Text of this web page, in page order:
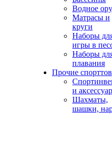
Водное
Матрасы и
круги
Наборы
игры в
Наборы
плавания
Прочие
и
Шахматы,
шашки,